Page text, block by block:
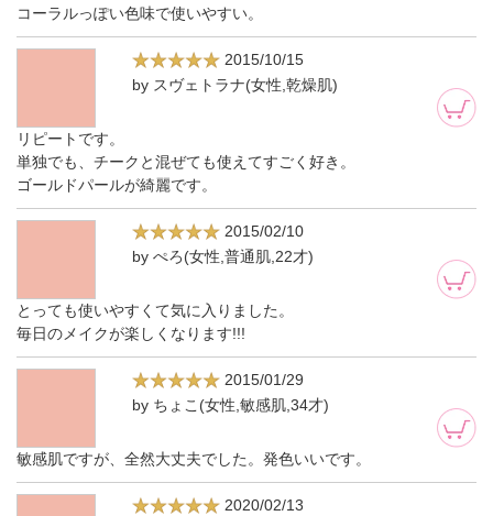
コーラルっぽい色味で使いやすい。
2015/10/15
by スヴェトラナ(女性,乾燥肌)
リピートです。
単独でも、チークと混ぜても使えてすごく好き。
ゴールドパールが綺麗です。
2015/02/10
by ぺろ(女性,普通肌,22才)
とっても使いやすくて気に入りました。
毎日のメイクが楽しくなります!!!
2015/01/29
by ちょこ(女性,敏感肌,34才)
敏感肌ですが、全然大丈夫でした。発色いいです。
2020/02/13